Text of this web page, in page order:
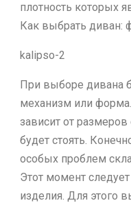
плотность которых
Как выбрать диван:
kalipso-2
При выборе дивана
механизм или
зависит от
будет стоять.
особых проблем
Этот момент
изделия. Для этого